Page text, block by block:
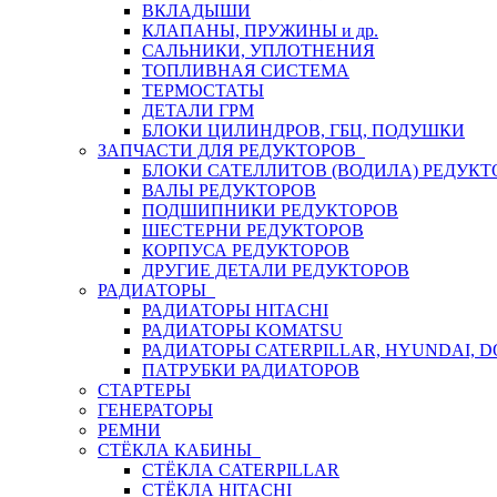
ВКЛАДЫШИ
КЛАПАНЫ, ПРУЖИНЫ и др.
САЛЬНИКИ, УПЛОТНЕНИЯ
ТОПЛИВНАЯ СИСТЕМА
ТЕРМОСТАТЫ
ДЕТАЛИ ГРМ
БЛОКИ ЦИЛИНДРОВ, ГБЦ, ПОДУШКИ
ЗАПЧАСТИ ДЛЯ РЕДУКТОРОВ
БЛОКИ САТЕЛЛИТОВ (ВОДИЛА)
ВАЛЫ РЕДУКТОРОВ
ПОДШИПНИКИ РЕДУКТОРОВ
ШЕСТЕРНИ РЕДУКТОРОВ
КОРПУСА РЕДУКТОРОВ
ДРУГИЕ ДЕТАЛИ РЕДУКТОРОВ
РАДИАТОРЫ
РАДИАТОРЫ HITACHI
РАДИАТОРЫ KOMATSU
РАДИАТОРЫ CATERPILLAR, HYUNDAI,
ПАТРУБКИ РАДИАТОРОВ
СТАРТЕРЫ
ГЕНЕРАТОРЫ
РЕМНИ
СТЁКЛА КАБИНЫ
СТЁКЛА CATERPILLAR
СТЁКЛА HITACHI